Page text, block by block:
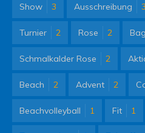
Show 3 Ausschreibung 3
Turnier 2 Rose 2
Schmalkalder Rose 2
Beach 2 Advent 2
Beachvolleyball 1 Fit 1